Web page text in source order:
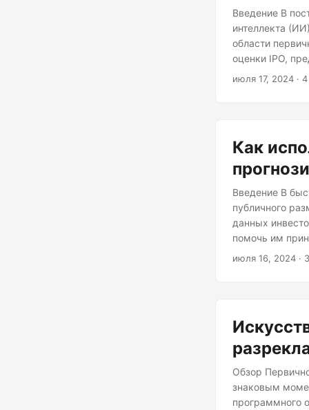
Введение В
интеллекта
области
оценки IPO,
июля 17, 2024 ·
Как
Введение В
публичного
данных
помочь им
могут быть
июля 16, 2024 ·
Обзор
знаковым
программного